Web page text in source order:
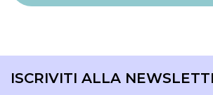
ISCRIVITI ALLA